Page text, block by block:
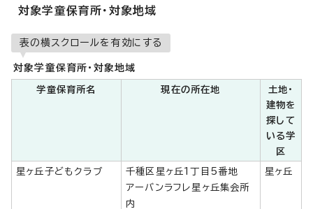
対象学童保育所・対象地域
表の横スクロールを有効にする
対象学童保育所・対象地域
学童保育所名 現在の所在地
土地・
建物を
探して
いる学
区
星ヶ丘子どもクラブ
千種区星ヶ丘1丁目5番地
アーバンラフレ星ヶ丘集会所
内
星ヶ丘